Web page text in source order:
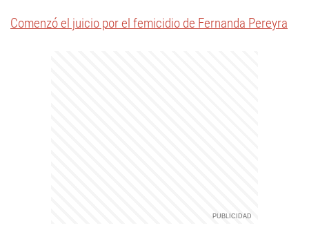
Comenzó el juicio por el femicidio de Fernanda Pereyra